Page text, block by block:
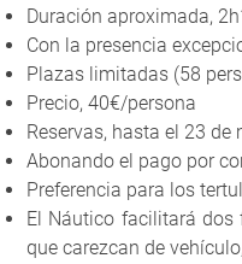
Duración aproximada,
Con la presencia
Plazas limitadas (58
Precio, 40€/persona
Reservas, hasta el 23
Abonando el pago por
Preferencia para los
El Náutico facilitará
que carezcan de